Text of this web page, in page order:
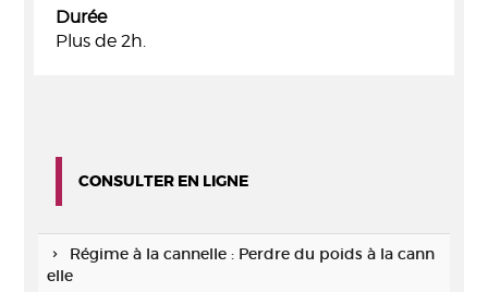
Durée
Plus de 2h.
CONSULTER EN LIGNE
Régime à la cannelle : Perdre du poids à la cann
elle